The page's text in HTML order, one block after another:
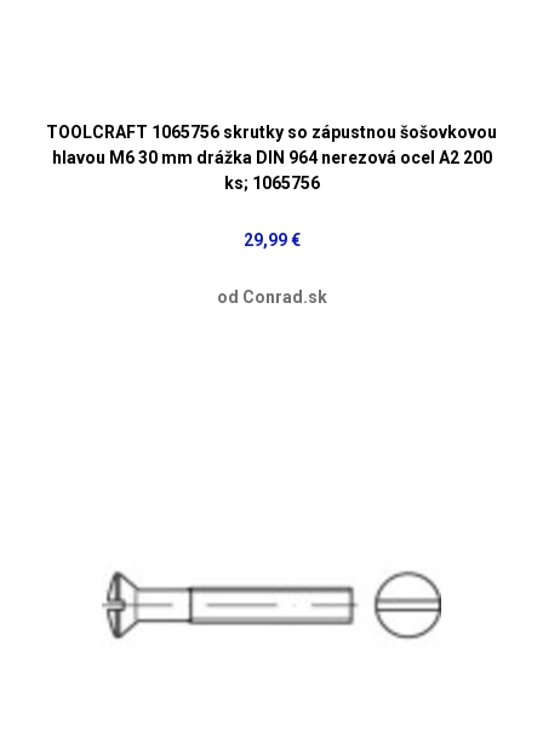
TOOLCRAFT 1065756 skrutky so zápustnou šošovkovou
hlavou M6 30 mm drážka DIN 964 nerezová ocel A2 200
ks; 1065756
29,99 €
od Conrad.sk